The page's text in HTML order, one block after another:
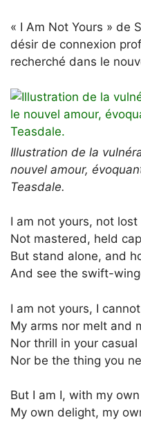
« I Am Not Yours » de
désir de connexion
recherché dans le
Illustration de la
nouvel amour,
Teasdale.
I am not yours, not lost
Not mastered, held
But stand alone, and
And see the swift-
I am not yours, I
My arms nor melt and
Nor thrill in your casual
Nor be the thing you
But I am I, with my
My own delight, my